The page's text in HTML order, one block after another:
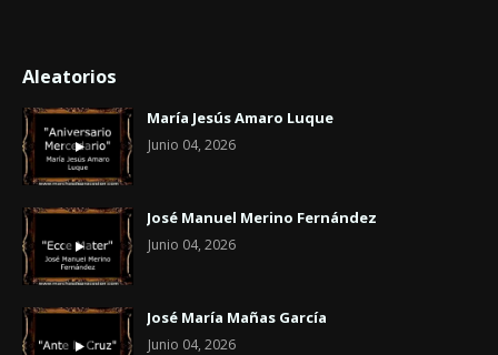
Aleatorios
María Jesús Amaro Luque
Junio 04, 2026
José Manuel Merino Fernández
Junio 04, 2026
José María Mañas García
Junio 04, 2026